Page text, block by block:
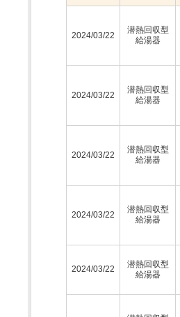
2024/03/22
潜熱回収型
給湯器
2024/03/22
潜熱回収型
給湯器
2024/03/22
潜熱回収型
給湯器
2024/03/22
潜熱回収型
給湯器
2024/03/22
潜熱回収型
給湯器